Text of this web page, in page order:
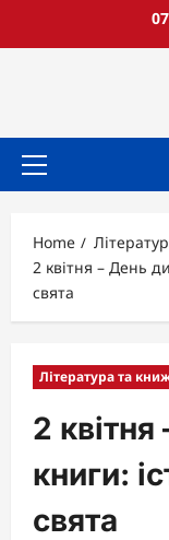
Primary
Home
2 квітня – День
свята
Література та
2
книги:
свята